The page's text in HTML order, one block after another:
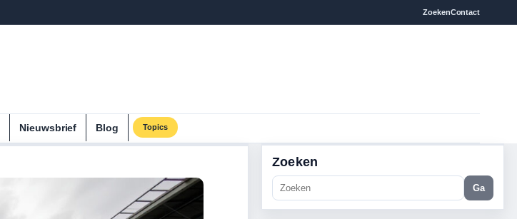
ZoekenContact
Nieuwsbrief Blog Topics
Zoeken
Ga